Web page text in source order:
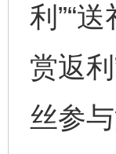
利”“
赏返
丝参